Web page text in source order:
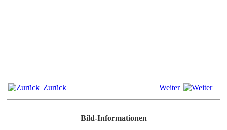
Zurück Weiter
Bild-Informationen